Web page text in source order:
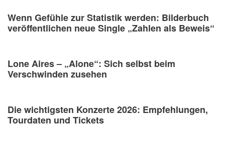
Wenn Gefühle zur Statistik werden: Bilderbuch
veröffentlichen neue Single „Zahlen als Beweis“
Lone Aires – „Alone“: Sich selbst beim
Verschwinden zusehen
Die wichtigsten Konzerte 2026: Empfehlungen,
Tourdaten und Tickets